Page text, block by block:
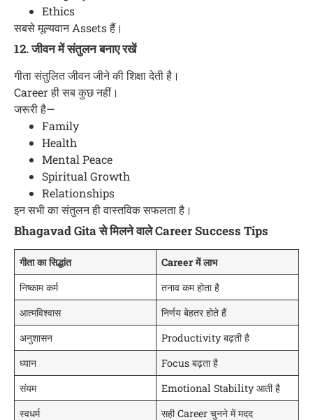
Ethics
सबसे मूल्यवान Assets हैं।
12. जीवन में संतुलन बनाए रखें
गीता संतुलित जीवन जीने की शिक्षा देती है।
Career ही सब कुछ नहीं।
जरूरी है—
Family
Health
Mental Peace
Spiritual Growth
Relationships
इन सभी का संतुलन ही वास्तविक सफलता है।
Bhagavad Gita से मिलने वाले Career Success Tips
गीता का सिद्धांत
Career में लाभ
निष्काम कर्म
तनाव कम होता है
आत्मविश्वास
निर्णय बेहतर होते हैं
अनुशासन
Productivity बढ़ती है
ध्यान
Focus बढ़ता है
संयम
Emotional Stability आती है
स्वधर्म
सही Career चुनने में मदद